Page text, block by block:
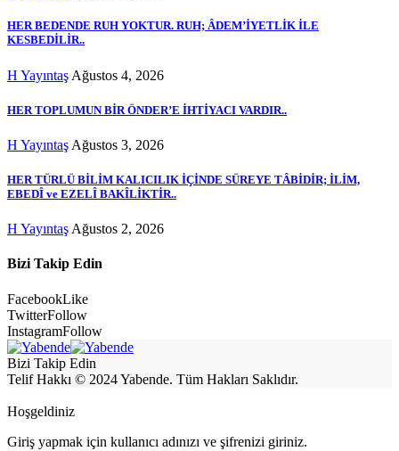
HER BEDENDE RUH YOKTUR. RUH; ÂDEM’İYETLİK İLE
KESBEDİLİR..
H Yayıntaş Ağustos 4, 2026
HER TOPLUMUN BİR ÖNDER’E İHTİYACI VARDIR..
H Yayıntaş Ağustos 3, 2026
HER TÜRLÜ BİLİM KALICILIK İÇİNDE SÜREYE TÂBİDİR; İLİM,
EBEDÎ ve EZELÎ BAKÎLİKTİR..
H Yayıntaş Ağustos 2, 2026
Bizi Takip Edin
FacebookLike
TwitterFollow
InstagramFollow
Bizi Takip Edin
Telif Hakkı © 2024 Yabende. Tüm Hakları Saklıdır.
Hoşgeldiniz
Giriş yapmak için kullanıcı adınızı ve şifrenizi giriniz.